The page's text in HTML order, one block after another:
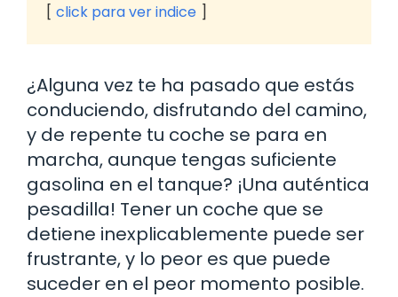
click para ver indice
¿Alguna vez te ha pasado que estás
conduciendo, disfrutando del camino,
y de repente tu coche se para en
marcha, aunque tengas suficiente
gasolina en el tanque? ¡Una auténtica
pesadilla! Tener un coche que se
detiene inexplicablemente puede ser
frustrante, y lo peor es que puede
suceder en el peor momento posible.